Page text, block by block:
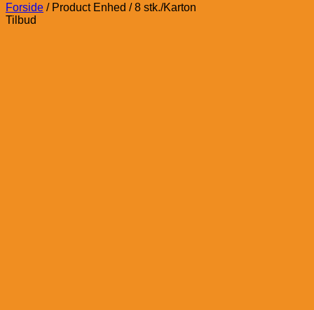
Forside /Product Enhed /8 stk./Karton
Tilbud